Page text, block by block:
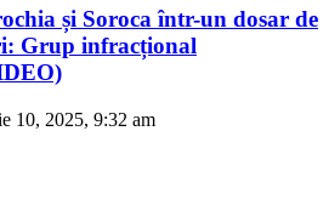
și Soroca într-un dosar de
Grup infracțional
10, 2025, 9:32 am